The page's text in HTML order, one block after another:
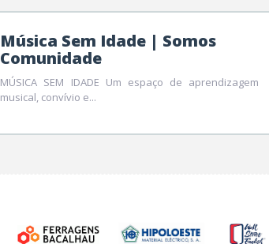
Música Sem Idade | Somos
Comunidade
MÚSICA SEM IDADE Um espaço de aprendizagem
musical, convívio e...